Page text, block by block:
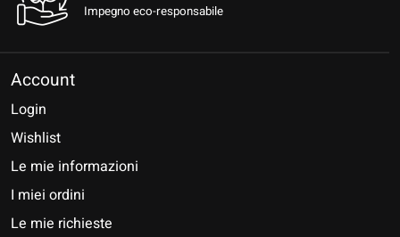
Impegno eco-responsabile
Account
Login
Wishlist
Le mie informazioni
I miei ordini
Le mie richieste